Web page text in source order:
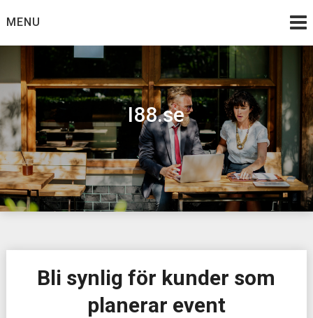
toMENU
I88.se
Bli synlig för kunder som
planerar event